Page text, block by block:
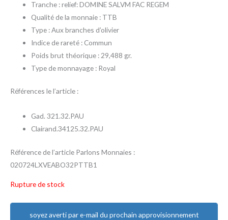
Tranche : relief: DOMINE SALVM FAC REGEM
Qualité de la monnaie : TTB
Type : Aux branches d’olivier
Indice de rareté : Commun
Poids brut théorique : 29,488 gr.
Type de monnayage : Royal
Références le l’article :
Gad. 321.32.PAU
Clairand.34125.32.PAU
Référence de l’article Parlons Monnaies :
020724LXVEABO32PTTB1
Rupture de stock
soyez averti par e-mail du prochain approvisionnement